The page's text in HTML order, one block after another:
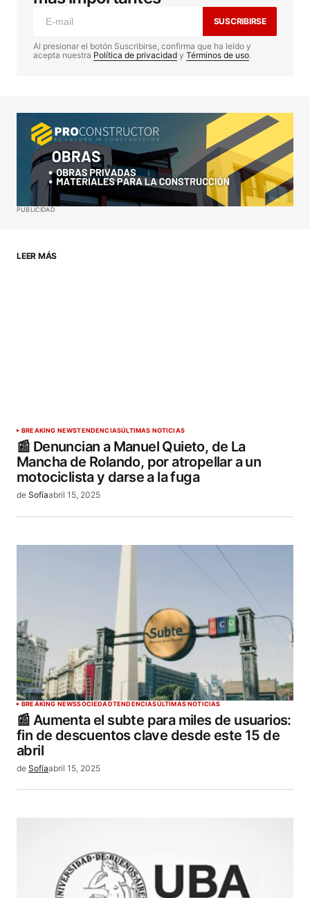
marcados con *
Comentario*
Your Name*
Your E-mail*
SUSCRIBIRSE
Al presionar el botón Suscribirse, confirma que ha leído y
acepta nuestra Política de privacidad y Términos de uso.
PUBLICIDAD
LEER MÁS
BREAKING NEWSTENDENCIASÚLTIMAS NOTICIAS
📰 Denuncian a Manuel Quieto, de La
Mancha de Rolando, por atropellar a un
motociclista y darse a la fuga
de Sofíaabril 15, 2025
BREAKING NEWSSOCIEDADTENDENCIASÚLTIMAS NOTICIAS
📰 Aumenta el subte para miles de usuarios:
fin de descuentos clave desde este 15 de
abril
de Sofíaabril 15, 2025